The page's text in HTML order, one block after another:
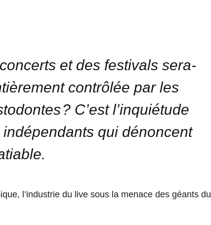
et des festivals sera-
contrôlée par les
? C’est l’inquiétude
qui dénoncent
l’industrie du live sous la menace des géants du